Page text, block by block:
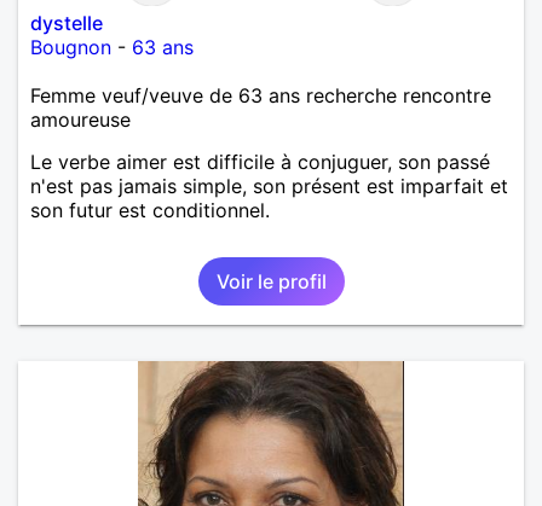
dystelle
Bougnon - 63 ans
Femme veuf/veuve de 63 ans recherche rencontre
amoureuse
Le verbe aimer est difficile à conjuguer, son passé
n'est pas jamais simple, son présent est imparfait et
son futur est conditionnel.
Voir le profil